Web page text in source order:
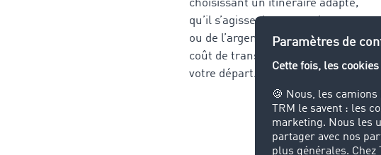
choisissant un itinéraire adapté,
qu’il s’agisse de gagner du temps
ou de l’argent, et connaître le
coût de transport précis avant
votre départ.